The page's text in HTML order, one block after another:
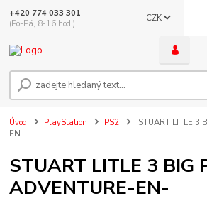
CZK
+420 774 033 301
(Po-Pá, 8-16 hod.)
Úvod PlayStation PS2
STUART LITLE 3
EN-
STUART LITLE 3 BIG
ADVENTURE-EN-